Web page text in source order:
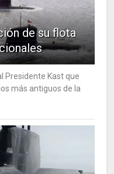
de su flota
Presidente Kast que
más antiguos de la